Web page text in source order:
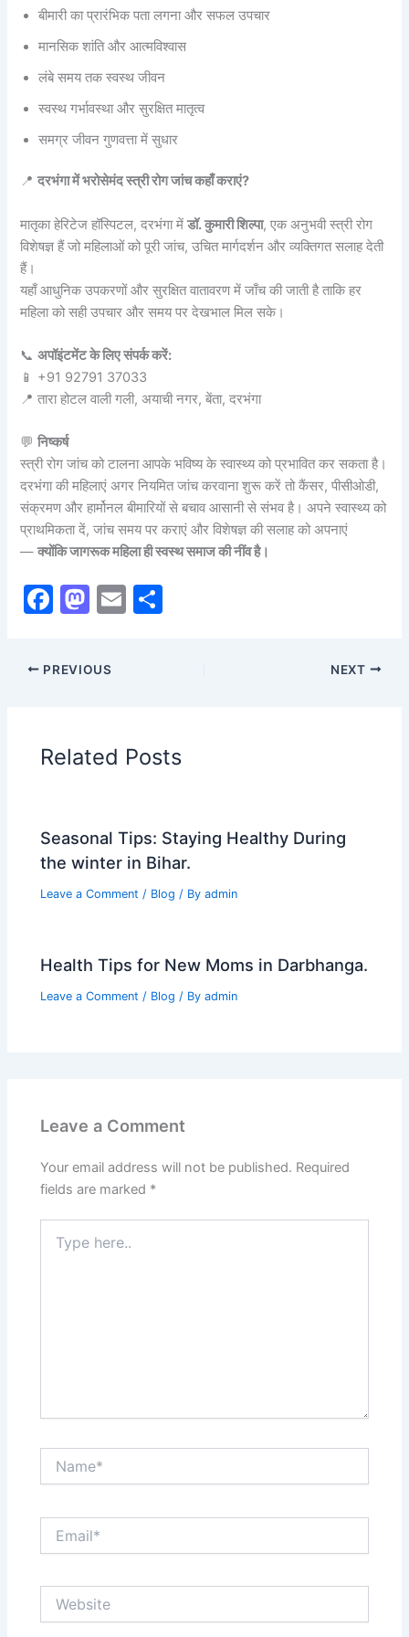
बीमारी का प्रारंभिक पता लगना और सफल उपचार
मानसिक शांति और आत्मविश्वास
लंबे समय तक स्वस्थ जीवन
स्वस्थ गर्भावस्था और सुरक्षित मातृत्व
समग्र जीवन गुणवत्ता में सुधार
📍दरभंगा में भरोसेमंद स्त्री रोग जांच कहाँ कराएं?
मातृका हेरिटेज हॉस्पिटल, दरभंगा मेंडॉ. कुमारी शिल्पा, एक अनुभवी स्त्री रोग
विशेषज्ञ हैं जो महिलाओं को पूरी जांच, उचित मार्गदर्शन और व्यक्तिगत सलाह देती
हैं।
यहाँ आधुनिक उपकरणों और सुरक्षित वातावरण में जाँच की जाती है ताकि हर
महिला को सही उपचार और समय पर देखभाल मिल सके।
📞अपॉइंटमेंट के लिए संपर्क करें:
📱 +91 92791 37033
📍 तारा होटल वाली गली, अयाची नगर, बेंता, दरभंगा
💬निष्कर्ष
स्त्री रोग जांच को टालना आपके भविष्य के स्वास्थ्य को प्रभावित कर सकता है।
दरभंगा की महिलाएं अगर नियमित जांच करवाना शुरू करें तो कैंसर, पीसीओडी,
संक्रमण और हार्मोनल बीमारियों से बचाव आसानी से संभव है। अपने स्वास्थ्य को
प्राथमिकता दें, जांच समय पर कराएं और विशेषज्ञ की सलाह को अपनाएं
—क्योंकि जागरूक महिला ही स्वस्थ समाज की नींव है।
F
c
e
o
o
M
st
o
o
n
E
PREVIOUS NEXT
Related Posts
Seasonal Tips: Staying Healthy During
the winter in Bihar.
Leave a Comment / Blog / Byadmin
Health Tips for New Moms in Darbhanga.
Leave a Comment / Blog / Byadmin
Leave a Comment
Your email address will not be published. Required
fields are marked *
here..